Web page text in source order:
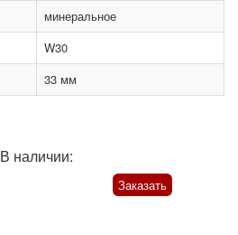
минеральное
W30
33 мм
В наличии:
Заказать